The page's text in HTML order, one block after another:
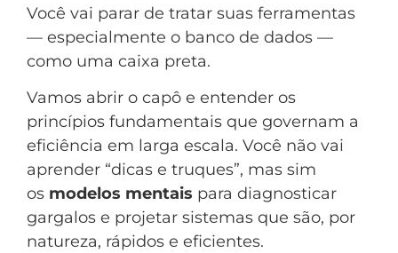
Você vai parar de tratar suas ferramentas
— especialmente o banco de dados —
como uma caixa preta.
Vamos abrir o capô e entender os
princípios fundamentais que governam a
eficiência em larga escala. Você não vai
aprender “dicas e truques”, mas sim
os modelos mentais para diagnosticar
gargalos e projetar sistemas que são, por
natureza, rápidos e eficientes.